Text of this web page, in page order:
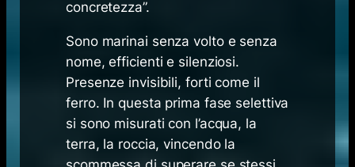
concretezza”.
Sono marinai senza volto e senza
nome, efficienti e silenziosi.
Presenze invisibili, forti come il
ferro. In questa prima fase selettiva
si sono misurati con l’acqua, la
terra, la roccia, vincendo la